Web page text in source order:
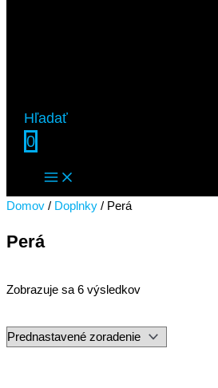
Hľadať
0
Domov / Doplnky / Perá
Perá
Zobrazuje sa 6 výsledkov